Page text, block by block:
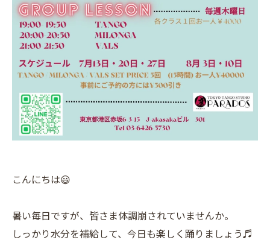
こんにちは😃
暑い毎日ですが、皆さま体調崩されていませんか。
しっかり水分を補給して、今日も楽しく踊りましょう♬